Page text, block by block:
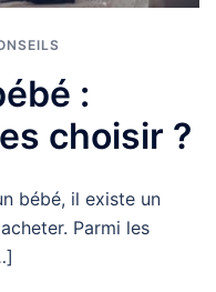
:
choisir ?
bébé, il existe un
Parmi les